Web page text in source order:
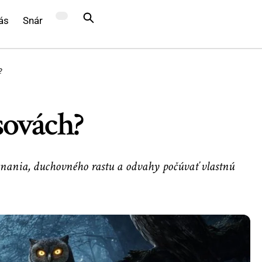
Snár
duchovného rastu a odvahy počúvať vlastnú